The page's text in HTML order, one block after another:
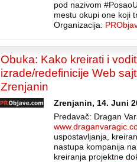
pod nazivom
mestu okupi one koji
Organizacija:
Obuka: Kako kreirati i
izrade/redefinicije Web
Zrenjanin
Zrenjanin, 14. Juni
Predavač: Dragan
uspostavljanja,
nastupa kompanija
kreiranja projektne